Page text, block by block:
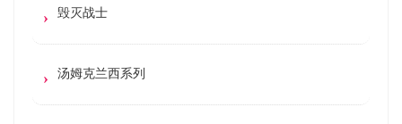
毁灭战士
汤姆克兰西系列